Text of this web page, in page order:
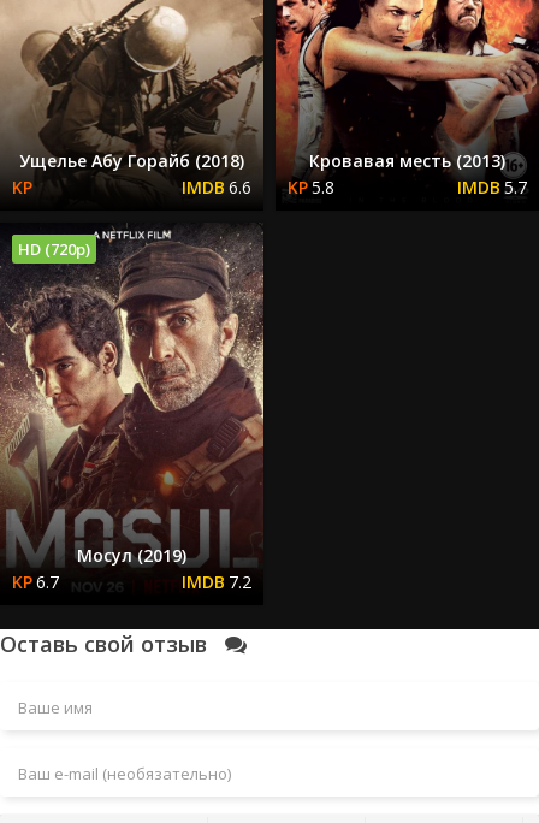
Ущелье Абу Горайб (2018)
6.6
Кровавая месть (2013)
5.8
5.7
HD (720p)
Мосул (2019)
6.7
7.2
Оставь свой отзыв